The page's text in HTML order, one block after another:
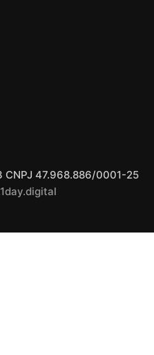
47.968.886/0001-25